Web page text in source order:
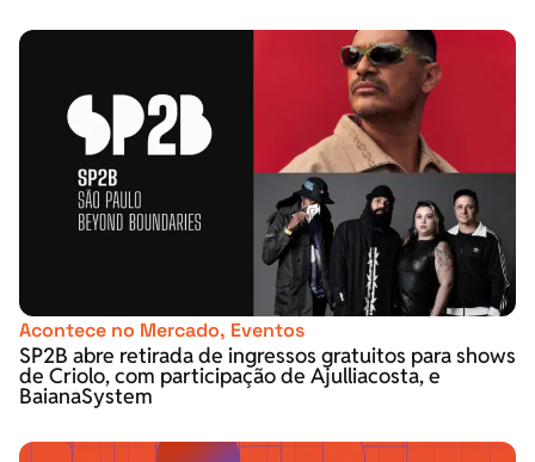
Acontece no Mercado, Eventos
SP2B abre retirada de ingressos gratuitos para shows
de Criolo, com participação de Ajulliacosta, e
BaianaSystem